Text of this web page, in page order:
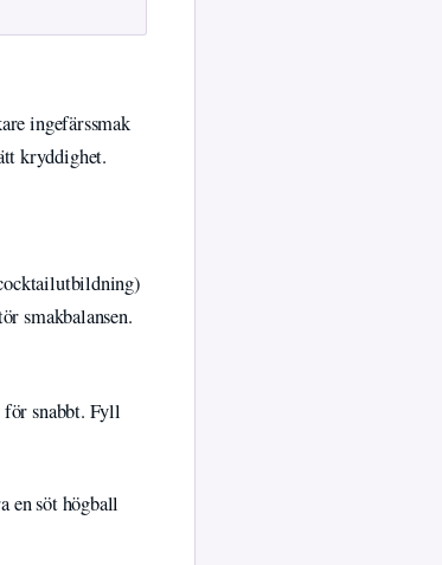
ingefärssmak
kryddighet.
smakbalansen.
för snabbt. Fyll
en söt högball